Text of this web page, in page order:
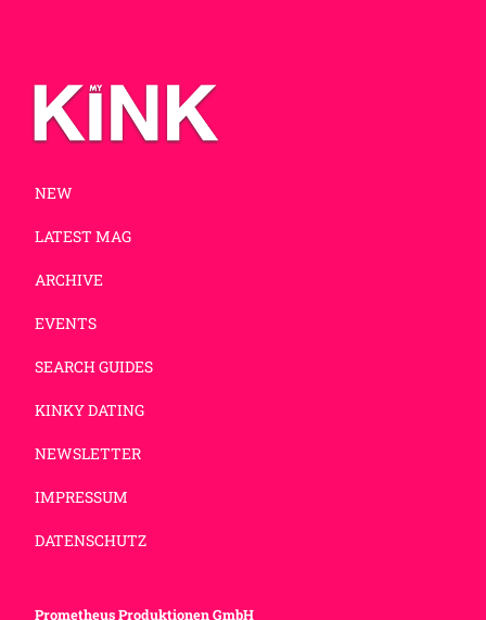
NEW
LATEST MAG
ARCHIVE
EVENTS
SEARCH GUIDES
KINKY DATING
NEWSLETTER
IMPRESSUM
DATENSCHUTZ
Prometheus Produktionen GmbH